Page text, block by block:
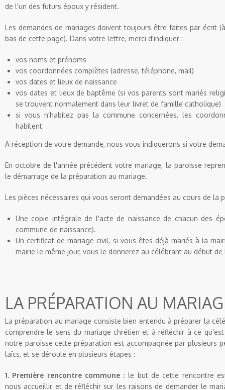
de l'un des futurs époux y résident.
Les demandes de mariages doivent toujours être faites par écrit
bas de cette page). Dans votre lettre, merci d'indiquer :
vos noms et prénoms
vos coordonnées complètes (adresse, téléphone, mail)
vos dates et lieux de naissance
vos dates et lieux de baptême (si vos parents sont mariés
se trouvent normalement dans leur livret de famille catholique)
si vous n'habitez pas la commune concernées, les
habitent
A réception de votre demande, nous vous indiquerons si votre
En octobre de l'année précédent votre mariage, la paroisse
le démarrage de la préparation au mariage.
Les pièces nécessaires qui vous seront demandées au cours de la
Une copie intégrale de l'acte de naissance de chacun des
commune de naissance).
Un certificat de mariage civil, si vous êtes déjà mariés à la
mairie le même jour, vous le donnerez au célébrant au début
LA PRÉPARATION AU
La préparation au mariage consiste bien entendu à préparer la
comprendre le sens du mariage chrétien et à réfléchir à ce
notre paroisse cette préparation est accompagnée par plusieurs
laïcs, et se déroule en plusieurs étapes :
1. Première rencontre commune : le but de cette rencontre
nous accueillir et de réfléchir sur les raisons de demander le